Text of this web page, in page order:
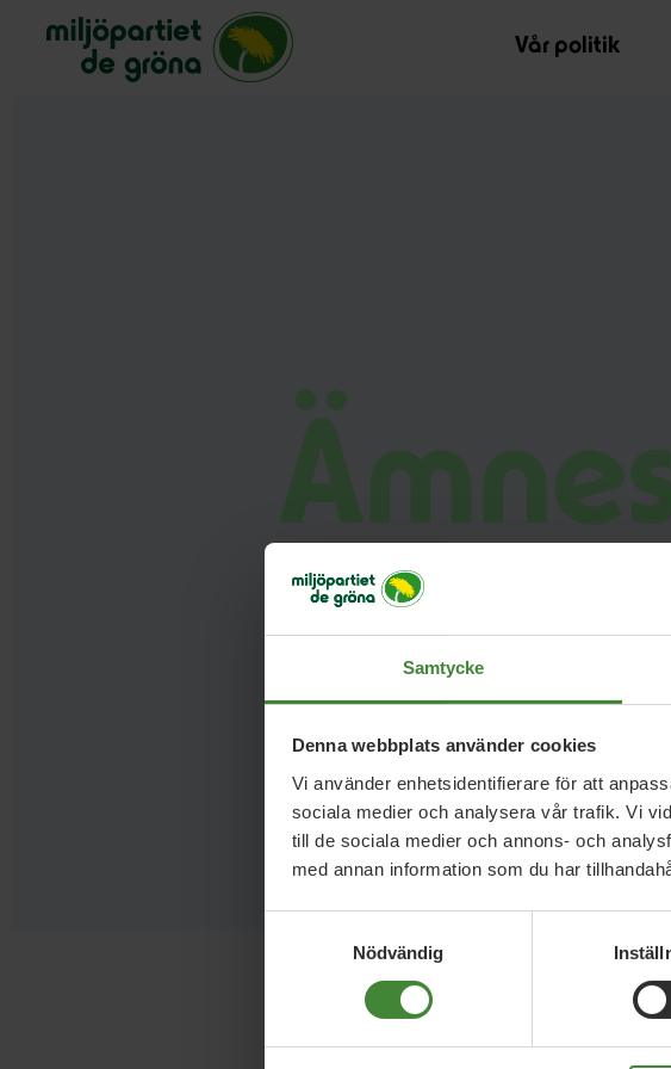
Samtycke
Denna webbplats använder cookies
Vi använder enhetsidentifierare för att
sociala medier och analysera vår trafik. Vi
till de sociala medier och annons- och
med annan information som du har
Nödvändig
Miljöpartiet de gröna, startsida
Vår politik